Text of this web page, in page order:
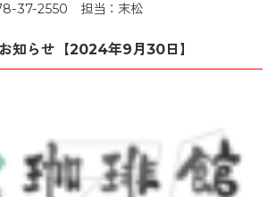
37-2550 担当：末松
知らせ【2024年9月30日】